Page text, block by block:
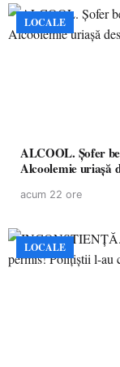
LOCALE
ALCOOL. Șofer
Alcoolemie uriașă
acum 22 ore
LOCALE